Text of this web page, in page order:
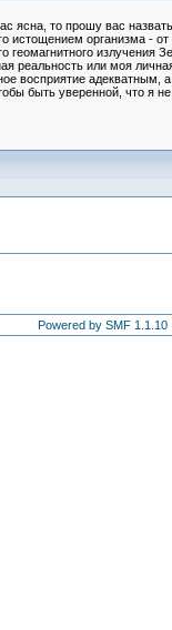
ясна, то прошу вас
истощением организма - от
геомагнитного излучения
реальность или моя
восприятие
быть уверенной, что я
Powered by SMF 1.1.10